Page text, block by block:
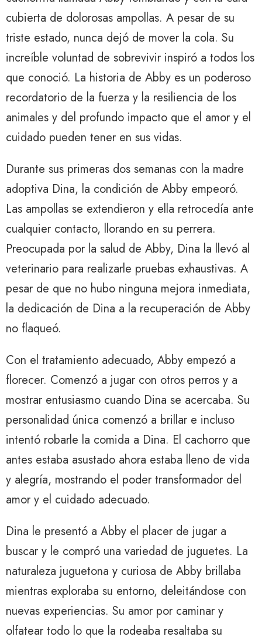
cubierta de dolorosas ampollas. A pesar de su
triste estado, nunca dejó de mover la cola. Su
increíble voluntad de sobrevivir inspiró a todos los
que conoció. La historia de Abby es un poderoso
recordatorio de la fuerza y ​​la resiliencia de los
animales y del profundo impacto que el amor y el
cuidado pueden tener en sus vidas.
Durante sus primeras dos semanas con la madre
adoptiva Dina, la condición de Abby empeoró.
Las ampollas se extendieron y ella retrocedía ante
cualquier contacto, llorando en su perrera.
Preocupada por la salud de Abby, Dina la llevó al
veterinario para realizarle pruebas exhaustivas. A
pesar de que no hubo ninguna mejora inmediata,
la dedicación de Dina a la recuperación de Abby
no flaqueó.
Con el tratamiento adecuado, Abby empezó a
florecer. Comenzó a jugar con otros perros y a
mostrar entusiasmo cuando Dina se acercaba. Su
personalidad única comenzó a brillar e incluso
intentó robarle la comida a Dina. El cachorro que
antes estaba asustado ahora estaba lleno de vida
y alegría, mostrando el poder transformador del
amor y el cuidado adecuado.
Dina le presentó a Abby el placer de jugar a
buscar y le compró una variedad de juguetes. La
naturaleza juguetona y curiosa de Abby brillaba
mientras exploraba su entorno, deleitándose con
nuevas experiencias. Su amor por caminar y
olfatear todo lo que la rodeaba resaltaba su